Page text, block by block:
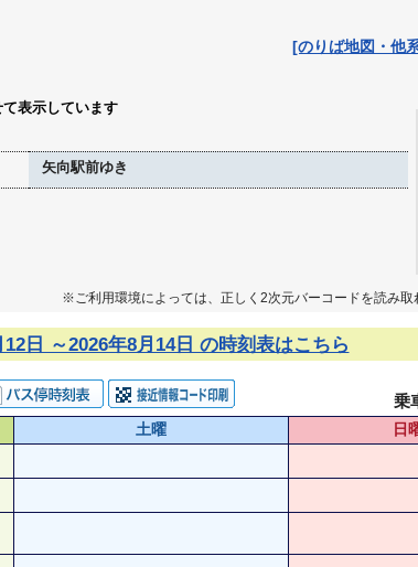
[のりば地図・他
表示しています
矢向駅前ゆき
※ご利用環境によっては、正しく2次元バーコードを読み取
12日 ～2026年8月14日 の時刻表はこちら
乗
土曜
日